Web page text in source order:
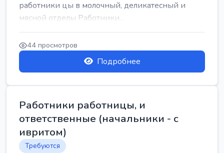
работники цы в молочный, деликатесный и
мясной отделы Работники...
44 просмотров
Подробнее
Работники работницы, и
ответственные (начальники - с
ивритом)
Требуются